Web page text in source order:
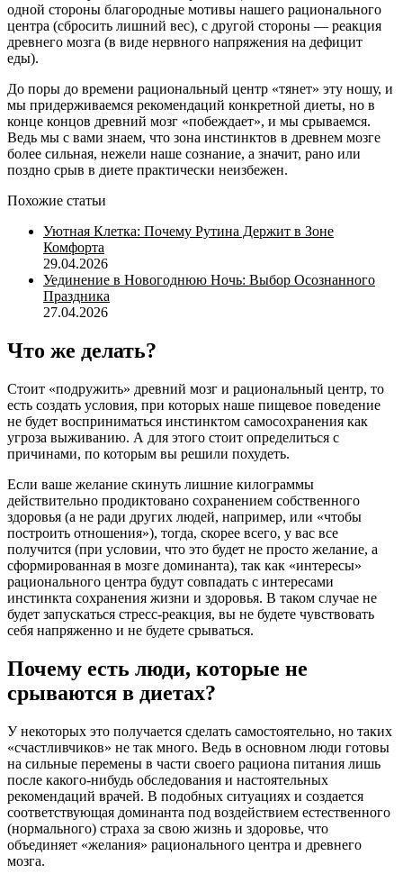
одной стороны благородные мотивы нашего рационального
центра (сбросить лишний вес), с другой стороны — реакция
древнего мозга (в виде нервного напряжения на дефицит
еды).
До поры до времени рациональный центр «тянет» эту ношу, и
мы придерживаемся рекомендаций конкретной диеты, но в
конце концов древний мозг «побеждает», и мы срываемся.
Ведь мы с вами знаем, что зона инстинктов в древнем мозге
более сильная, нежели наше сознание, а значит, рано или
поздно срыв в диете практически неизбежен.
Похожие статьи
Уютная Клетка: Почему Рутина Держит в Зоне
Комфорта
29.04.2026
Уединение в Новогоднюю Ночь: Выбор Осознанного
Праздника
27.04.2026
Что же делать?
Стоит «подружить» древний мозг и рациональный центр, то
есть создать условия, при которых наше пищевое поведение
не будет восприниматься инстинктом самосохранения как
угроза выживанию. А для этого стоит определиться с
причинами, по которым вы решили похудеть.
Если ваше желание скинуть лишние килограммы
действительно продиктовано сохранением собственного
здоровья (а не ради других людей, например, или «чтобы
построить отношения»), тогда, скорее всего, у вас все
получится (при условии, что это будет не просто желание, а
сформированная в мозге доминанта), так как «интересы»
рационального центра будут совпадать с интересами
инстинкта сохранения жизни и здоровья. В таком случае не
будет запускаться стресс-реакция, вы не будете чувствовать
себя напряженно и не будете срываться.
Почему есть люди, которые не
срываются в диетах?
У некоторых это получается сделать самостоятельно, но таких
«счастливчиков» не так много. Ведь в основном люди готовы
на сильные перемены в части своего рациона питания лишь
после какого-нибудь обследования и настоятельных
рекомендаций врачей. В подобных ситуациях и создается
соответствующая доминанта под воздействием естественного
(нормального) страха за свою жизнь и здоровье, что
объединяет «желания» рационального центра и древнего
мозга.